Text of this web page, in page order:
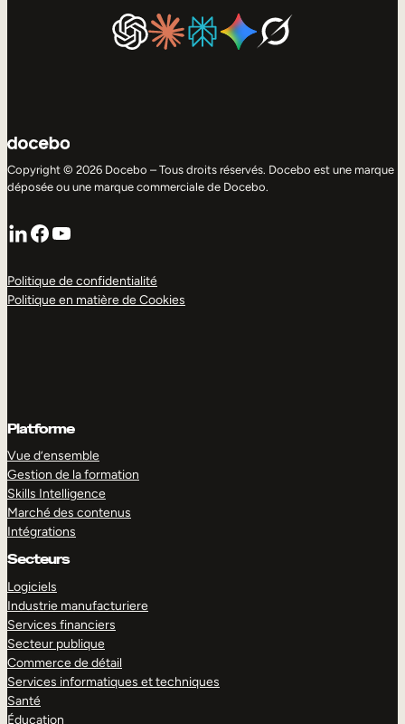
Copyright © 2026 Docebo – Tous droits réservés. Docebo est une marque
déposée ou une marque commerciale de Docebo.
LinkedIn
Facebook
YouTube
Politique de confidentialité
Politique en matière de Cookies
Platforme
Vue d’ensemble
Gestion de la formation
Skills Intelligence
Marché des contenus
Intégrations
Secteurs
Logiciels
Industrie manufacturiere
Services financiers
Secteur publique
Commerce de détail
Services informatiques et techniques
Santé
Éducation